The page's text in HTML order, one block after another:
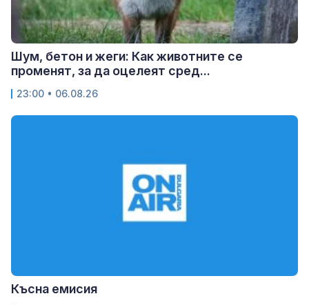
Шум, бетон и жеги: Как животните се
променят, за да оцелеят сред...
23:00 • 06.08.26
Късна емисия